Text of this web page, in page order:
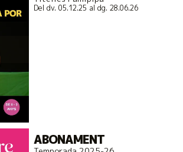
Del dv. 05.12.25 al dg. 28.06.26
ABONAMENT